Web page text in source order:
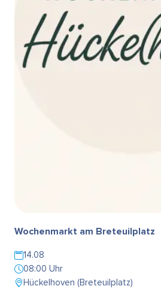
Wochenmarkt am Breteuilplatz
14.08
08:00 Uhr
Hückelhoven (Breteuilplatz)